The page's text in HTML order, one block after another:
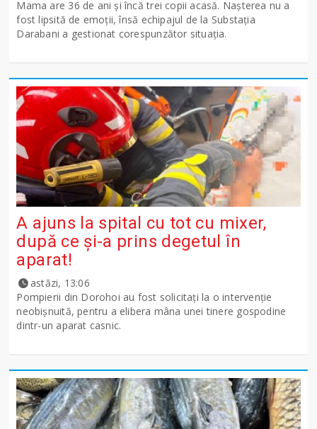
Mama are 36 de ani și încă trei copii acasă. Nașterea nu a
fost lipsită de emoții, însă echipajul de la Substația
Darabani a gestionat corespunzător situația.
A ajuns la spital cu tot cu mixer,
după ce și-a prins degetul în
aparat!
astăzi, 13:06
Pompierii din Dorohoi au fost solicitați la o intervenție
neobișnuită, pentru a elibera mâna unei tinere gospodine
dintr-un aparat casnic.